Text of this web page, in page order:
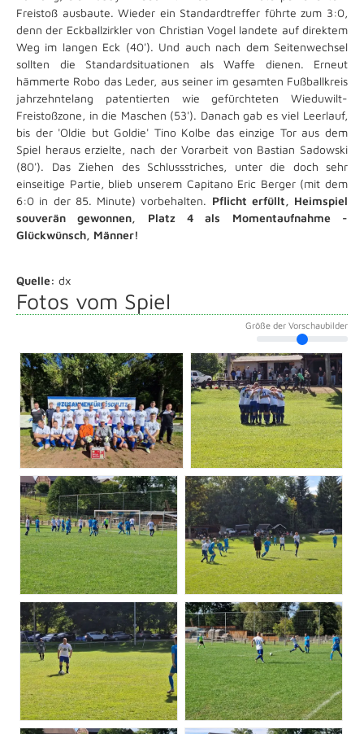
Freistoß ausbaute. Wieder ein Standardtreffer führte zum 3:0,
denn der Eckballzirkler von Christian Vogel landete auf direktem
Weg im langen Eck (40'). Und auch nach dem Seitenwechsel
sollten die Standardsituationen als Waffe dienen. Erneut
hämmerte Robo das Leder, aus seiner im gesamten Fußballkreis
jahrzehntelang patentierten wie gefürchteten Wieduwilt-
Freistoßzone, in die Maschen (53'). Danach gab es viel Leerlauf,
bis der 'Oldie but Goldie' Tino Kolbe das einzige Tor aus dem
Spiel heraus erzielte, nach der Vorarbeit von Bastian Sadowski
(80'). Das Ziehen des Schlussstriches, unter die doch sehr
einseitige Partie, blieb unserem Capitano Eric Berger (mit dem
6:0 in der 85. Minute) vorbehalten. Pflicht erfüllt, Heimspiel
souverän gewonnen, Platz 4 als Momentaufnahme -
Glückwünsch, Männer!
Quelle: dx
Fotos vom Spiel
Größe der Vorschaubilder